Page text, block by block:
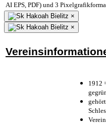
AI EPS, PDF) und 3
×
×
1912